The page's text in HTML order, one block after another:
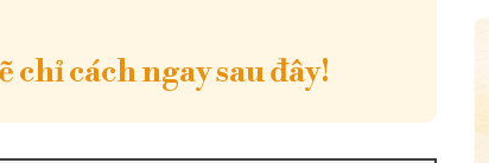
chỉ cách ngay sau đây!